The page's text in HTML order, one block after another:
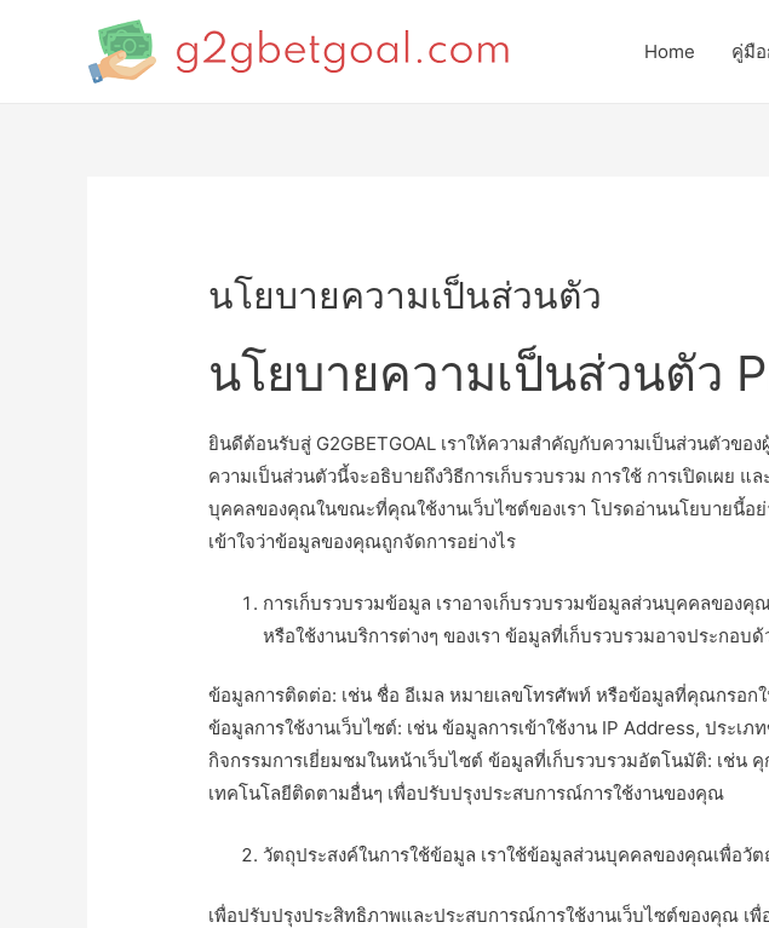
Home คู่มื
นโยบายความเป็นส่วนตัว
นโยบายความเป็นส่วนตัว
ยินดีต้อนรับสู่ G2GBETGOAL เราให้ความสำคัญกับความเป็นส่วนตัวขอ
ความเป็นส่วนตัวนี้จะอธิบายถึงวิธีการเก็บรวบรวม การใช้ การเปิดเผย แ
บุคคลของคุณในขณะที่คุณใช้งานเว็บไซต์ของเรา โปรดอ่านนโยบายนี้อย่
เข้าใจว่าข้อมูลของคุณถูกจัดการอย่างไร
การเก็บรวบรวมข้อมูล เราอาจเก็บรวบรวมข้อมูลส่วนบุคคลของ
หรือใช้งานบริการต่างๆ ของเรา ข้อมูลที่เก็บรวบรวมอาจประกอบด้
ข้อมูลการติดต่อ: เช่น ชื่อ อีเมล หมายเลขโทรศัพท์ หรือข้อมูลที่คุณกรอก
ข้อมูลการใช้งานเว็บไซต์: เช่น ข้อมูลการเข้าใช้งาน IP Address, ประเภท
กิจกรรมการเยี่ยมชมในหน้าเว็บไซต์ ข้อมูลที่เก็บรวบรวมอัตโนมัติ: เช่น
เทคโนโลยีติดตามอื่นๆ เพื่อปรับปรุงประสบการณ์การใช้งานของคุณ
วัตถุประสงค์ในการใช้ข้อมูล เราใช้ข้อมูลส่วนบุคคลของคุณเพื่อวั
เพื่อปรับปรุงประสิทธิภาพและประสบการณ์การใช้งานเว็บไซต์ของคุณ เ